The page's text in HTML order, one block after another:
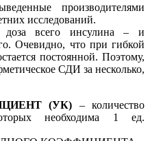
производителями
исследований.
всего инсулина – и
Очевидно, что при гибкой
постоянной. Поэтому,
СДИ за несколько,
(УК) – количество
необходима 1 ед.